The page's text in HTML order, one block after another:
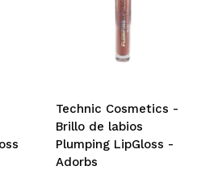
Technic Cosmetics -
Brillo de labios
Plumping LipGloss -
Adorbs